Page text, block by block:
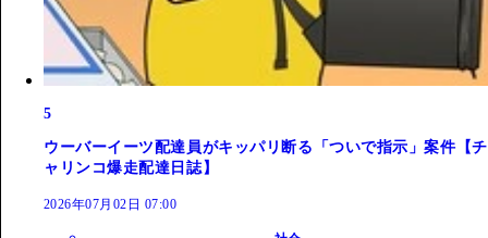
5
ウーバーイーツ配達員がキッパリ断る「ついで指示」案件【チ
ャリンコ爆走配達日誌】
2026年07月02日 07:00